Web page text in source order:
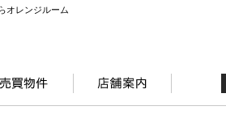
オレンジルーム